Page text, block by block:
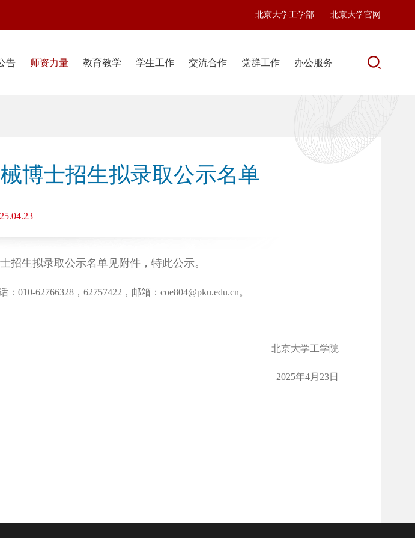
北京大学工学部 北京大学官网
告 师资力量 教育教学 学生工作 交流合作 党群工作 办公服务
博士招生拟录取公示名单
招生拟录取公示名单见附件，特此公示。
： 010-62766328 ， 62757422 ，邮箱： coe804@pku.edu.cn。
北京大学工学院
2025年4月 23日